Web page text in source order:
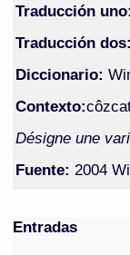
Traducción uno:
Traducción dos:
Diccionario:
Contexto:
Désigne une
Fuente: 2004
Entradas